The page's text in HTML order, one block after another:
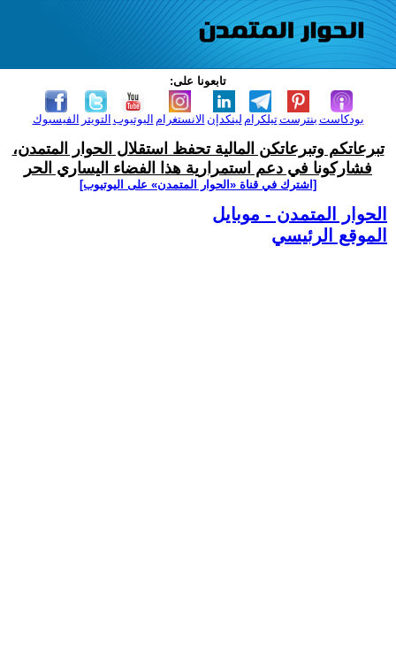
تابعونا على:
الفيسبوك التويتر اليوتيوب الانستغرام لينكدإن تيلكرامبنترست بودكاست
تبرعاتكم وتبرعاتكن المالية تحفظ استقلال الحوار المتمدن،
فشاركونا في دعم استمرارية هذا الفضاء اليساري الحر
[اشترك في قناة ‫«الحوار المتمدن» على اليوتيوب]
الحوار المتمدن - موبايل
الموقع الرئيسي